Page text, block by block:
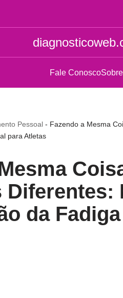
Fale Conosco
Pessoal- Fazendo a Mesma
para Atletas
Diferentes:
da